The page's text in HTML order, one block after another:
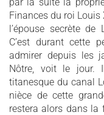
Finances du roi Louis
l’épouse secrète
C’est durant cette
admirer depuis les
Nôtre, voit le jour.
titanesque du canal
nièce de cette
restera alors dans la